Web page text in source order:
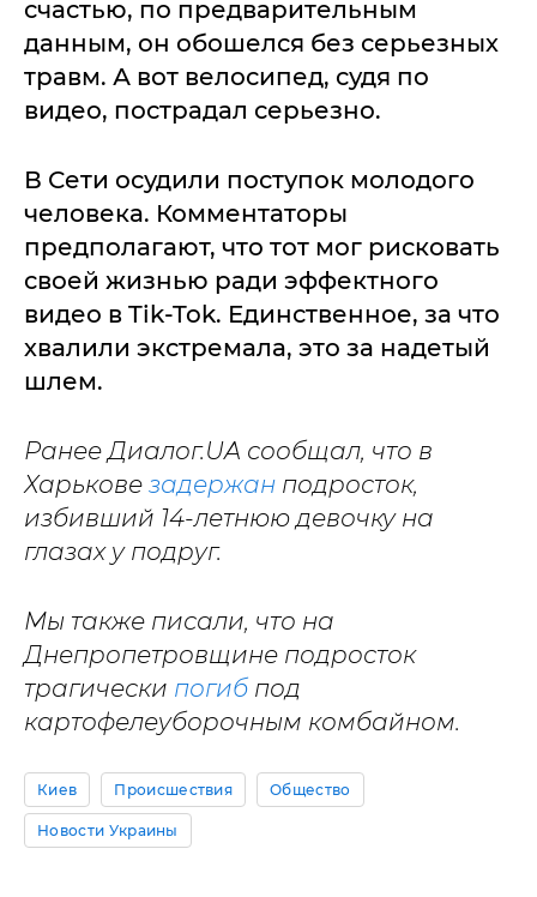
счастью, по предварительным
данным, он обошелся без серьезных
травм. А вот велосипед, судя по
видео, пострадал серьезно.
В Сети осудили поступок молодого
человека. Комментаторы
предполагают, что тот мог рисковать
своей жизнью ради эффектного
видео в Tik-Tok. Единственное, за что
хвалили экстремала, это за надетый
шлем.
Ранее Диалог.UA сообщал, что в
Харькове задержан подросток,
избивший 14-летнюю девочку на
глазах у подруг.
Мы также писали, что на
Днепропетровщине подросток
трагически погиб под
картофелеуборочным комбайном.
Киев Происшествия Общество
Новости Украины